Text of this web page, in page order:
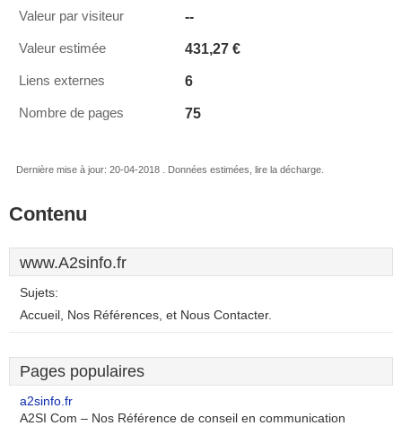
Valeur par visiteur --
Valeur estimée 431,27 €
Liens externes 6
Nombre de pages 75
Dernière mise à jour: 20-04-2018 . Données estimées, lire la décharge.
Contenu
www.A2sinfo.fr
Sujets:
Accueil, Nos Références, et Nous Contacter.
Pages populaires
a2sinfo.fr
A2SI Com – Nos Référence de conseil en communication